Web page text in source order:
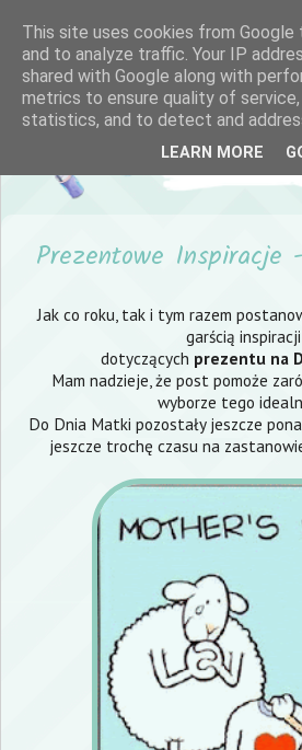
Prezentowe
Jak co roku, tak i tym razem
garścią inspiracji
dotyczących prezentu na
Mam nadzieje, że post pomoże
wyborze tego
Do Dnia Matki pozostały jeszcze
jeszcze trochę czasu na
This site uses cookies from
and to analyze traffic. Your IP
shared with Google along with
metrics to ensure quality of
statistics, and to detect and
LEARN MORE